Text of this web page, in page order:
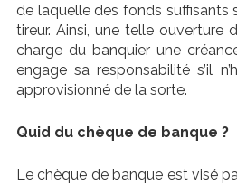
de laquelle des fonds suffisants
tireur. Ainsi, une telle ouverture
charge du banquier une
engage sa responsabilité s’il
approvisionné de la sorte.
Quid du chèque de banque ?
Le chèque de banque est visé